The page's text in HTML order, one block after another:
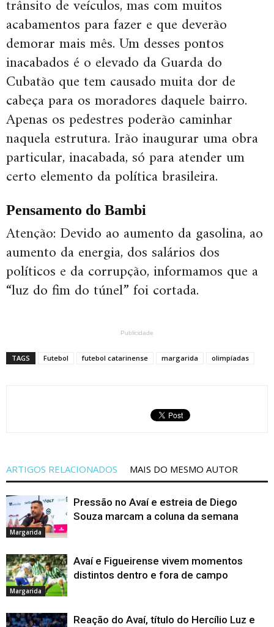
trânsito de veículos, mas com muitos
acabamentos para fazer e que deverão
demorar mais mês. Um desses pontos
inacabados é o elevado da Guarda do
Cubatão que tem causado muita dor de
cabeça para os moradores daquele bairro.
Apenas os pedestres poderão caminhar
naquela estrutura. Irão inaugurar uma obra
particular, inacabada, só para atender um
certo elemento da política brasileira.
Pensamento do Bambi
Atenção: Devido ao aumento da gasolina, ao
aumento da energia, dos salários dos
políticos e da corrupção, informamos que a
“luz do fim do túnel” foi cortada.
Publicidade
TAGS Futebol futebol catarinense margarida olimpíadas
ARTIGOS RELACIONADOS MAIS DO MESMO AUTOR
Margarida
Pressão no Avaí e estreia de Diego
Souza marcam a coluna da semana
Margarida
Avaí e Figueirense vivem momentos
distintos dentro e fora de campo
Reação do Avaí, título do Hercílio Luz e